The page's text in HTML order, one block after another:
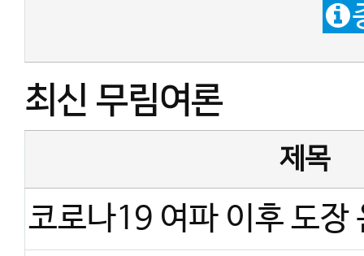
최신 무림여론
제목
코로나19 여파 이후 도장